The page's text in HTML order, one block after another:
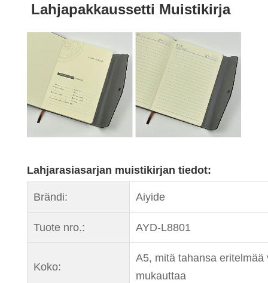
Lahjapakkaussetti Muistikirja
Lahjarasiasarjan muistikirjan tiedot:
Brändi: Aiyide
Tuote nro.: AYD-L8801
Koko:
A5, mitä tahansa eritelmää
mukauttaa